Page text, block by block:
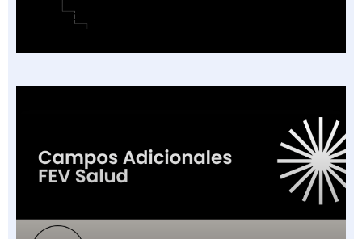
Categorías Vigentes en Colombia 2026